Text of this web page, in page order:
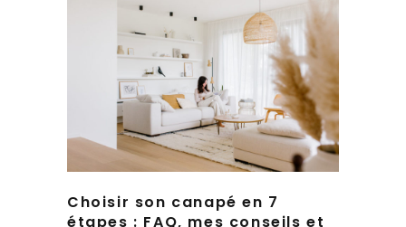
Choisir son canapé en 7
étapes : FAQ, mes conseils et